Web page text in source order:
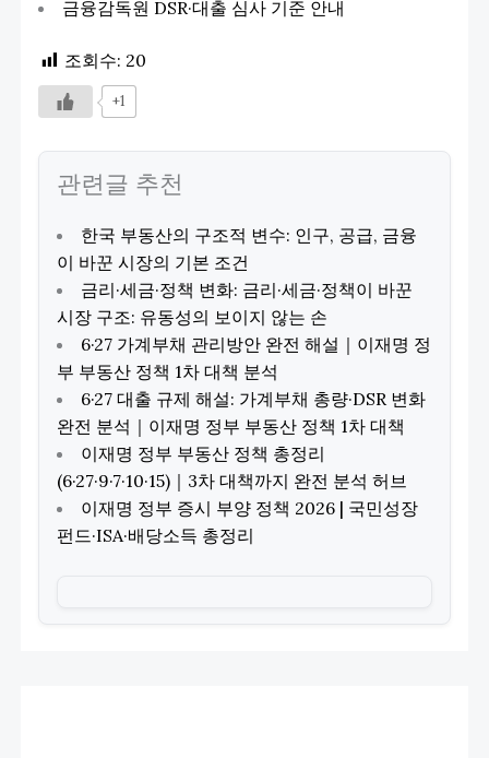
금융감독원 DSR·대출 심사 기준 안내
조회수: 20
+1
관련글 추천
한국 부동산의 구조적 변수: 인구, 공급, 금융
이 바꾼 시장의 기본 조건
금리·세금·정책 변화: 금리·세금·정책이 바꾼
시장 구조: 유동성의 보이지 않는 손
6·27 가계부채 관리방안 완전 해설｜이재명 정
부 부동산 정책 1차 대책 분석
6·27 대출 규제 해설: 가계부채 총량·DSR 변화
완전 분석｜이재명 정부 부동산 정책 1차 대책
이재명 정부 부동산 정책 총정리
(6·27·9·7·10·15)｜3차 대책까지 완전 분석 허브
이재명 정부 증시 부양 정책 2026 | 국민성장
펀드·ISA·배당소득 총정리